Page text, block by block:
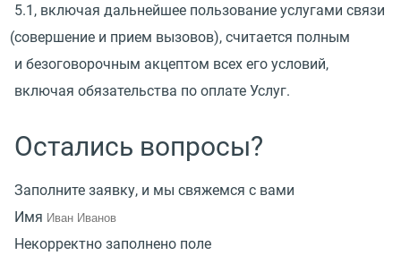
5.1, включая дальнейшее пользование услугами связи
(совершение и прием вызовов), считается полным
и безоговорочным акцептом всех его условий,
включая обязательства по оплате Услуг.
Остались вопросы?
Заполните заявку, и мы свяжемся с вами
Имя
Некорректно заполнено поле